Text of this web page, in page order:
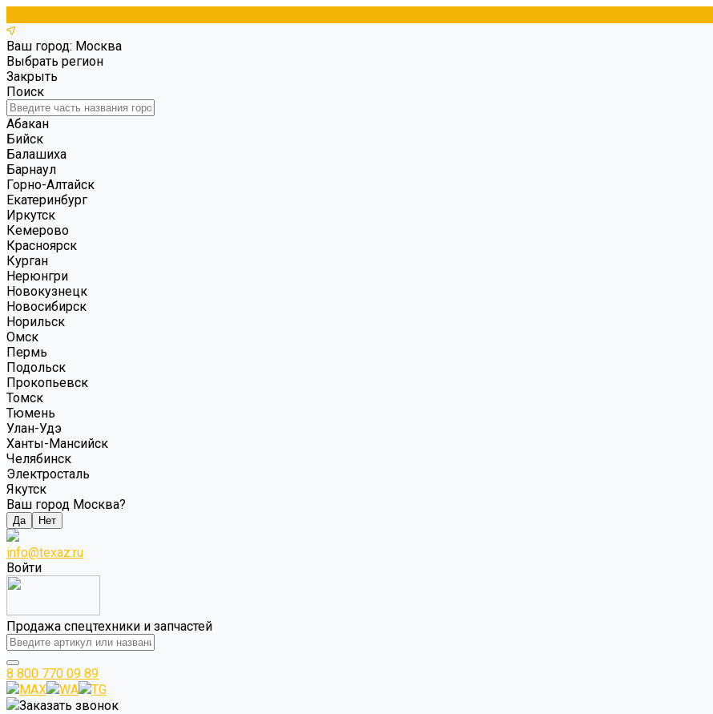
Ваш город: Москва
Выбрать регион
Закрыть
Поиск
Абакан
Бийск
Балашиха
Барнаул
Горно-Алтайск
Екатеринбург
Иркутск
Кемерово
Красноярск
Курган
Нерюнгри
Новокузнецк
Новосибирск
Норильск
Омск
Пермь
Подольск
Прокопьевск
Томск
Тюмень
Улан-Удэ
Ханты-Мансийск
Челябинск
Электросталь
Якутск
Ваш город Москва?
Да Нет
info@texaz.ru
Войти
Продажа спецтехники и запчастей
8 800 770 09 89
MAX
WA
TG
Заказать звонок